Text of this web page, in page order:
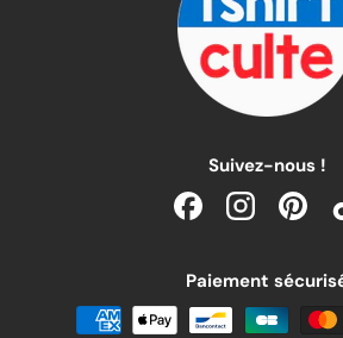
Suivez-nous !
FacebookInstagram
Paiement